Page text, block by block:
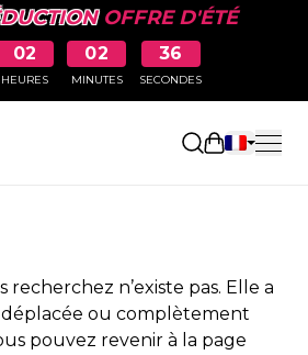
OFFRE D'ÉTÉ
02
HEURES
02
MINUTES
35
SECONDES
Ouvrir le
TROUVÉE
recherchez n’existe pas. Elle a
ou complètement
pouvez revenir à la page